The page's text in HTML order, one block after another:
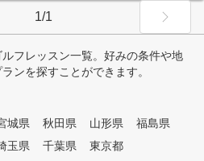
1/1
フレッスン一覧。好みの条件や地
ンを探すことができます。
城県 秋田県 山形県
福島県
玉県 千葉県
東京都